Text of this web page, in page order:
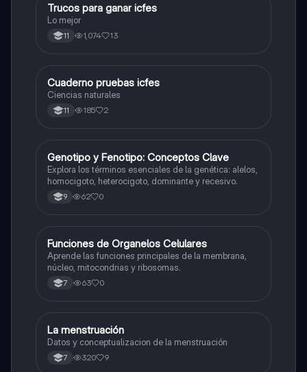
Química
Trucos para ganar icfes
Lo mejor
11 1,074 13
Biologia
Cuaderno pruebas icfes
Ciencias naturales
11 185 2
GBiologia
Genotipo y Fenotipo: Conceptos Clave
Explora los términos esenciales de la genética: alelos,
homocigoto, heterocigoto, dominante y recesivo.
9 62 0
FBiologia
Funciones de Organelos Celulares
Aprende las funciones principales de la membrana,
núcleo, mitocondrias y ribosomas.
7 63 0
Biologia
La menstruación
Datos y conceptualizacion de la menstruación
7 320 9